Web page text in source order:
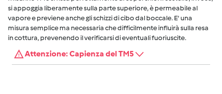
si appoggia liberamente sulla parte superiore, è permeabile al
vapore e previene anche gli schizzi di cibo dal boccale. E' una
misura semplice ma necessaria che difficilmente influirà sulla resa
in cottura, prevenendo il verificarsi di eventuali fuoriuscite.
Attenzione: Capienza del TM5